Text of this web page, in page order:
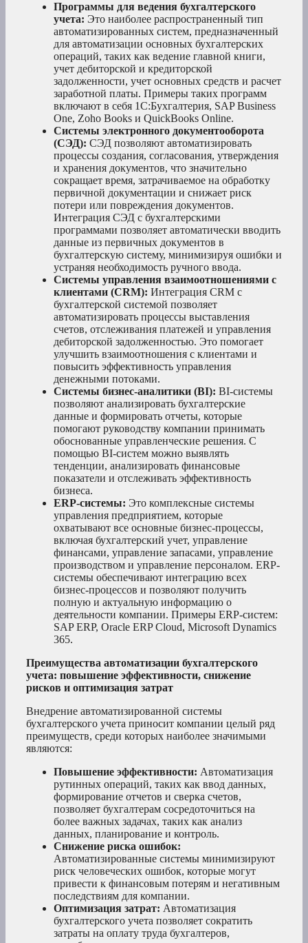
Программы для ведения бухгалтерского
учета: Это наиболее распространенный тип
автоматизированных систем, предназначенный
для автоматизации основных бухгалтерских
операций, таких как ведение главной книги,
учет дебиторской и кредиторской
задолженности, учет основных средств и расчет
заработной платы. Примеры таких программ
включают в себя 1С:Бухгалтерия, SAP Business
One, Zoho Books и QuickBooks Online.
Системы электронного документооборота
(СЭД): СЭД позволяют автоматизировать
процессы создания, согласования, утверждения
и хранения документов, что значительно
сокращает время, затрачиваемое на обработку
первичной документации и снижает риск
потери или повреждения документов.
Интеграция СЭД с бухгалтерскими
программами позволяет автоматически вводить
данные из первичных документов в
бухгалтерскую систему, минимизируя ошибки и
устраняя необходимость ручного ввода.
Системы управления взаимоотношениями с
клиентами (CRM): Интеграция CRM с
бухгалтерской системой позволяет
автоматизировать процессы выставления
счетов, отслеживания платежей и управления
дебиторской задолженностью. Это помогает
улучшить взаимоотношения с клиентами и
повысить эффективность управления
денежными потоками.
Системы бизнес-аналитики (BI): BI-системы
позволяют анализировать бухгалтерские
данные и формировать отчеты, которые
помогают руководству компании принимать
обоснованные управленческие решения. С
помощью BI-систем можно выявлять
тенденции, анализировать финансовые
показатели и отслеживать эффективность
бизнеса.
ERP-системы: Это комплексные системы
управления предприятием, которые
охватывают все основные бизнес-процессы,
включая бухгалтерский учет, управление
финансами, управление запасами, управление
производством и управление персоналом. ERP-
системы обеспечивают интеграцию всех
бизнес-процессов и позволяют получить
полную и актуальную информацию о
деятельности компании. Примеры ERP-систем:
SAP ERP, Oracle ERP Cloud, Microsoft Dynamics
365.
Преимущества автоматизации бухгалтерского
учета: повышение эффективности, снижение
рисков и оптимизация затрат
Внедрение автоматизированной системы
бухгалтерского учета приносит компании целый ряд
преимуществ, среди которых наиболее значимыми
являются:
Повышение эффективности: Автоматизация
рутинных операций, таких как ввод данных,
формирование отчетов и сверка счетов,
позволяет бухгалтерам сосредоточиться на
более важных задачах, таких как анализ
данных, планирование и контроль.
Снижение риска ошибок:
Автоматизированные системы минимизируют
риск человеческих ошибок, которые могут
привести к финансовым потерям и негативным
последствиям для компании.
Оптимизация затрат: Автоматизация
бухгалтерского учета позволяет сократить
затраты на оплату труда бухгалтеров,